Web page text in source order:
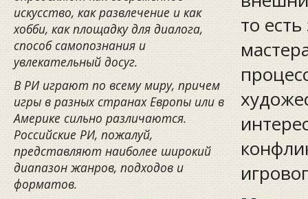
искусство, как развлечение и как
хобби, как площадку для диалога,
способ самопознания и
увлекательный досуг.
В РИ играют по всему миру, причем
игры в разных странах Европы или в
Америке сильно различаются.
Российские РИ, пожалуй,
представляют наиболее широкий
диапазон жанров, подходов и
форматов.
то